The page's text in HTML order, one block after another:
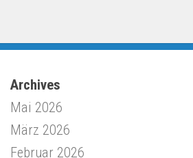
Archives
Mai 2026
März 2026
Februar 2026